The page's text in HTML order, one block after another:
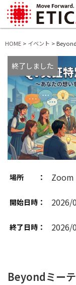
HOME > イベント >
終了しました
場所 ： Zoom
開始日時： 2026/
終了日時： 2026/
Beyondミー